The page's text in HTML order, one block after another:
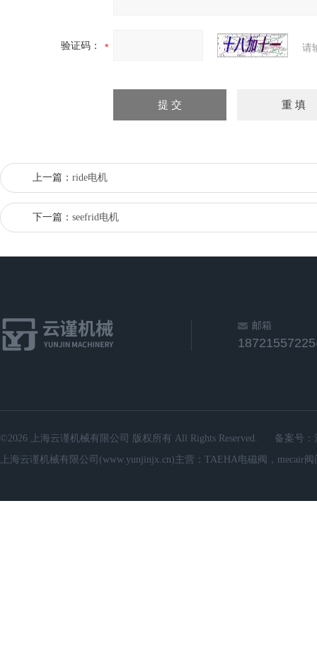
验证码： 请
上一篇： ride电机
下一篇： seefrid电机
邮箱
©2026 上海云谨机械有限公司 版权所有 All Rights Reserved. 备案号：
上海云谨机械有限公司(www.yunjinjx.cn)主营：TAEHA电磁阀，mecair